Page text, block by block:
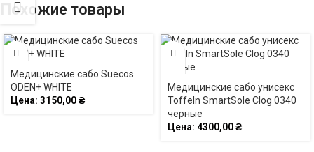
Похожие товары
Медицинские сабо Suecos
ODEN+ WHITE
Цена: 3150,00₴
Медицинские сабо унисекс
Toffeln SmartSole Clog 0340
черные
Цена: 4300,00₴